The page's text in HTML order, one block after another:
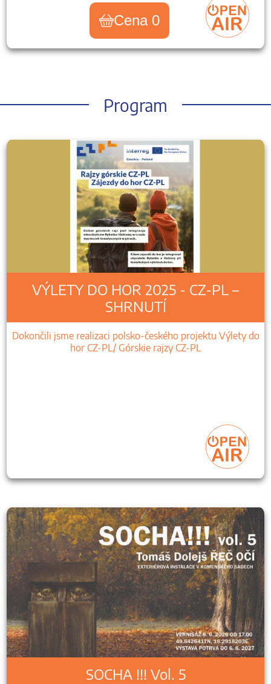
Cena 0
Program
VÝLETY DO HOR 2025 - CZ-PL –
SHRNUTÍ
Dokončili jsme realizaci polsko-českého projektu Výlety do
hor CZ-PL/ Górskie rajzy CZ-PL
SOCHA !!! Vol. 5